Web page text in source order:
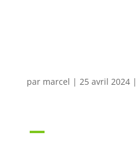
par marcel | 25 avril 2024|
A